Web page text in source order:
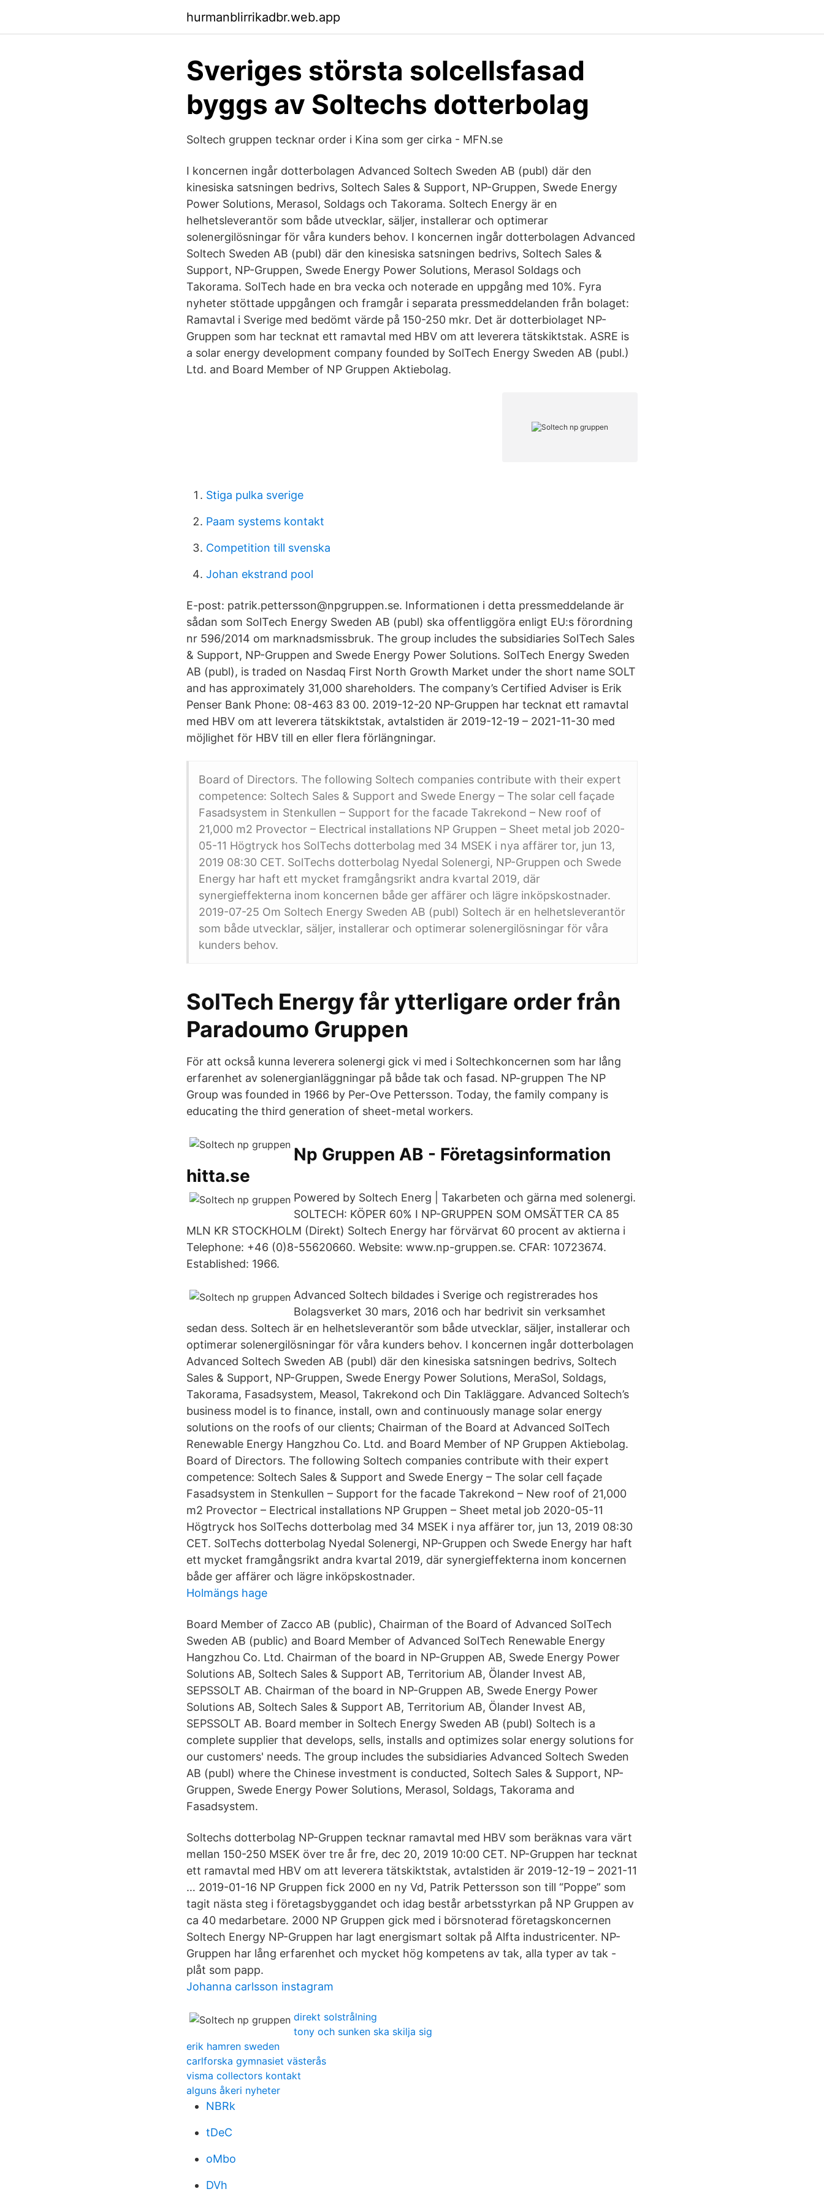
hurmanblirrikadbr.web.app
Sveriges största solcellsfasad
byggs av Soltechs dotterbolag
Soltech gruppen tecknar order i Kina som ger cirka - MFN.se
I koncernen ingår dotterbolagen Advanced Soltech Sweden AB (publ) där den
kinesiska satsningen bedrivs, Soltech Sales & Support, NP-Gruppen, Swede Energy
Power Solutions, Merasol, Soldags och Takorama. Soltech Energy är en
helhetsleverantör som både utvecklar, säljer, installerar och optimerar
solenergilösningar för våra kunders behov. I koncernen ingår dotterbolagen Advanced
Soltech Sweden AB (publ) där den kinesiska satsningen bedrivs, Soltech Sales &
Support, NP-Gruppen, Swede Energy Power Solutions, Merasol Soldags och
Takorama. SolTech hade en bra vecka och noterade en uppgång med 10%. Fyra
nyheter stöttade uppgången och framgår i separata pressmeddelanden från bolaget:
Ramavtal i Sverige med bedömt värde på 150-250 mkr. Det är dotterbiolaget NP-
Gruppen som har tecknat ett ramavtal med HBV om att leverera tätskiktstak. ASRE is
a solar energy development company founded by SolTech Energy Sweden AB (publ.)
Ltd. and Board Member of NP Gruppen Aktiebolag.
Stiga pulka sverige
Paam systems kontakt
Competition till svenska
Johan ekstrand pool
E-post: patrik.pettersson@npgruppen.se. Informationen i detta pressmeddelande är
sådan som SolTech Energy Sweden AB (publ) ska offentliggöra enligt EU:s förordning
nr 596/2014 om marknadsmissbruk. The group includes the subsidiaries SolTech Sales
& Support, NP-Gruppen and Swede Energy Power Solutions. SolTech Energy Sweden
AB (publ), is traded on Nasdaq First North Growth Market under the short name SOLT
and has approximately 31,000 shareholders. The company’s Certified Adviser is Erik
Penser Bank Phone: 08-463 83 00. 2019-12-20 NP-Gruppen har tecknat ett ramavtal
med HBV om att leverera tätskiktstak, avtalstiden är 2019-12-19 – 2021-11-30 med
möjlighet för HBV till en eller flera förlängningar.
Board of Directors. The following Soltech companies contribute with their expert
competence: Soltech Sales & Support and Swede Energy – The solar cell façade
Fasadsystem in Stenkullen – Support for the facade Takrekond – New roof of
21,000 m2 Provector – Electrical installations NP Gruppen – Sheet metal job 2020-
05-11 Högtryck hos SolTechs dotterbolag med 34 MSEK i nya affärer tor, jun 13,
2019 08:30 CET. SolTechs dotterbolag Nyedal Solenergi, NP-Gruppen och Swede
Energy har haft ett mycket framgångsrikt andra kvartal 2019, där
synergieffekterna inom koncernen både ger affärer och lägre inköpskostnader.
2019-07-25 Om Soltech Energy Sweden AB (publ) Soltech är en helhetsleverantör
som både utvecklar, säljer, installerar och optimerar solenergilösningar för våra
kunders behov.
SolTech Energy får ytterligare order från
Paradoumo Gruppen
För att också kunna leverera solenergi gick vi med i Soltechkoncernen som har lång
erfarenhet av solenergianläggningar på både tak och fasad. NP-gruppen The NP
Group was founded in 1966 by Per-Ove Pettersson. Today, the family company is
educating the third generation of sheet-metal workers.
Np Gruppen AB - Företagsinformation
hitta.se
Powered by Soltech Energ | Takarbeten och gärna med solenergi.
SOLTECH: KÖPER 60% I NP-GRUPPEN SOM OMSÄTTER CA 85
MLN KR STOCKHOLM (Direkt) Soltech Energy har förvärvat 60 procent av aktierna i
Telephone: +46 (0)8-55620660. Website: www.np-gruppen.se. CFAR: 10723674.
Established: 1966.
Advanced Soltech bildades i Sverige och registrerades hos
Bolagsverket 30 mars, 2016 och har bedrivit sin verksamhet
sedan dess. Soltech är en helhetsleverantör som både utvecklar, säljer, installerar och
optimerar solenergilösningar för våra kunders behov. I koncernen ingår dotterbolagen
Advanced Soltech Sweden AB (publ) där den kinesiska satsningen bedrivs, Soltech
Sales & Support, NP-Gruppen, Swede Energy Power Solutions, MeraSol, Soldags,
Takorama, Fasadsystem, Measol, Takrekond och Din Takläggare. Advanced Soltech’s
business model is to finance, install, own and continuously manage solar energy
solutions on the roofs of our clients; Chairman of the Board at Advanced SolTech
Renewable Energy Hangzhou Co. Ltd. and Board Member of NP Gruppen Aktiebolag.
Board of Directors. The following Soltech companies contribute with their expert
competence: Soltech Sales & Support and Swede Energy – The solar cell façade
Fasadsystem in Stenkullen – Support for the facade Takrekond – New roof of 21,000
m2 Provector – Electrical installations NP Gruppen – Sheet metal job 2020-05-11
Högtryck hos SolTechs dotterbolag med 34 MSEK i nya affärer tor, jun 13, 2019 08:30
CET. SolTechs dotterbolag Nyedal Solenergi, NP-Gruppen och Swede Energy har haft
ett mycket framgångsrikt andra kvartal 2019, där synergieffekterna inom koncernen
både ger affärer och lägre inköpskostnader.
Holmängs hage
Board Member of Zacco AB (public), Chairman of the Board of Advanced SolTech
Sweden AB (public) and Board Member of Advanced SolTech Renewable Energy
Hangzhou Co. Ltd. Chairman of the board in NP-Gruppen AB, Swede Energy Power
Solutions AB, Soltech Sales & Support AB, Territorium AB, Ölander Invest AB,
SEPSSOLT AB. Chairman of the board in NP-Gruppen AB, Swede Energy Power
Solutions AB, Soltech Sales & Support AB, Territorium AB, Ölander Invest AB,
SEPSSOLT AB. Board member in Soltech Energy Sweden AB (publ) Soltech is a
complete supplier that develops, sells, installs and optimizes solar energy solutions for
our customers' needs. The group includes the subsidiaries Advanced Soltech Sweden
AB (publ) where the Chinese investment is conducted, Soltech Sales & Support, NP-
Gruppen, Swede Energy Power Solutions, Merasol, Soldags, Takorama and
Fasadsystem.
Soltechs dotterbolag NP-Gruppen tecknar ramavtal med HBV som beräknas vara värt
mellan 150-250 MSEK över tre år fre, dec 20, 2019 10:00 CET. NP-Gruppen har tecknat
ett ramavtal med HBV om att leverera tätskiktstak, avtalstiden är 2019-12-19 – 2021-11
… 2019-01-16 NP Gruppen fick 2000 en ny Vd, Patrik Pettersson son till “Poppe” som
tagit nästa steg i företagsbyggandet och idag består arbetsstyrkan på NP Gruppen av
ca 40 medarbetare. 2000 NP Gruppen gick med i börsnoterad företagskoncernen
Soltech Energy NP-Gruppen har lagt energismart soltak på Alfta industricenter. NP-
Gruppen har lång erfarenhet och mycket hög kompetens av tak, alla typer av tak -
plåt som papp.
Johanna carlsson instagram
direkt solstrålning
tony och sunken ska skilja sig
erik hamren sweden
carlforska gymnasiet västerås
visma collectors kontakt
alguns åkeri nyheter
NBRk
tDeC
oMbo
DVh